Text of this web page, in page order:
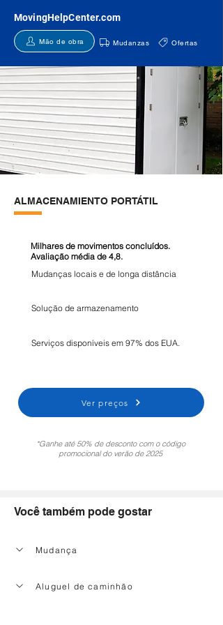
MovingHelpCenter.com
Mão de obra Mudanzas Ofertas
ALMACENAMIENTO PORTÁTIL
Milhares de movimentos concluídos.
Avaliação média de 4,8.
Mudanças locais e de longa distância
Solução de armazenamento
Serviços disponíveis em 97% dos EUA.
Ver preços
*Ganhe até 50% de desconto com o código
promocional do verão de 2025
Você também pode gostar
Mudança
Aluguel de caminhão